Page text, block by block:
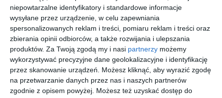
niepowtarzalne identyfikatory i standardowe informacje
wysyłane przez urządzenie, w celu zapewniania
spersonalizowanych reklam i treści, pomiaru reklam i treści oraz
zbierania opinii odbiorców, a także rozwijania i ulepszania
produktów. Za Twoją zgodą my i nasi partnerzy możemy
wykorzystywać precyzyjne dane geolokalizacyjne i identyfikację
przez skanowanie urządzeń. Możesz kliknąć, aby wyrazić zgodę
na przetwarzanie danych przez nas i naszych partnerów
zgodnie z opisem powyżej. Możesz też uzyskać dostęp do
nowoczesnej odsłonie
Sypialnia w czarnej, klimatycznej i nowoczesnej odsłonie z
łóżkiem kontynentalnym.
AUTOR:Magnat Magia Szlachetnych Barw